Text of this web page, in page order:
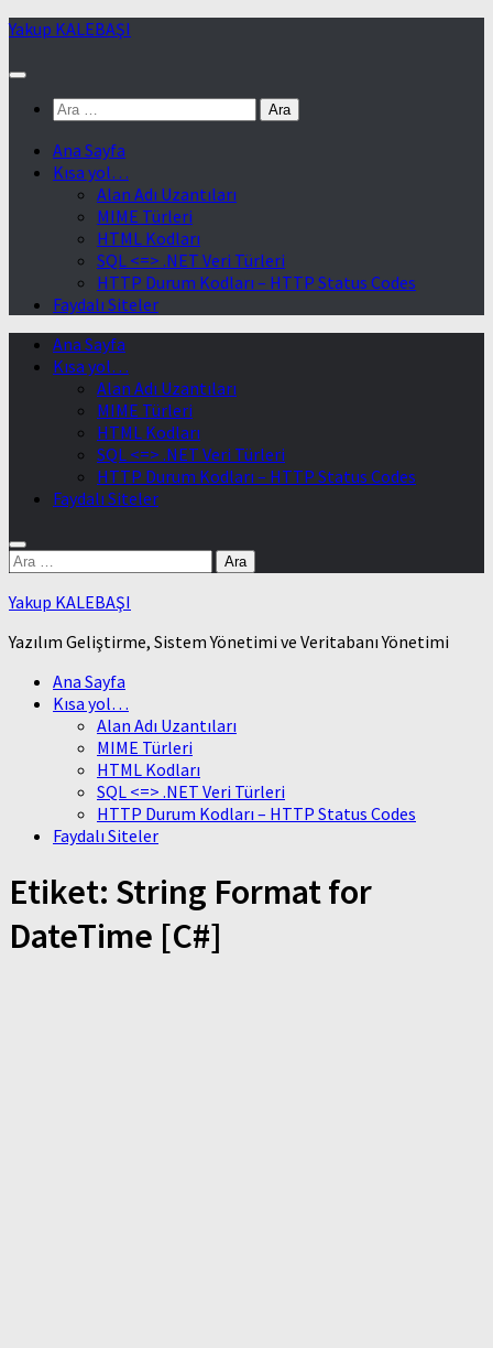
Skip
content
Yakup KALEBAŞI
Arama:
Ana Sayfa
Kısa yol…
Alan Adı Uzantıları
MIME Türleri
HTML Kodları
SQL <=> .NET Veri Türleri
HTTP Durum Kodları – HTTP Status Codes
Faydalı Siteler
Ana Sayfa
Kısa yol…
Alan Adı Uzantıları
MIME Türleri
HTML Kodları
SQL <=> .NET Veri Türleri
HTTP Durum Kodları – HTTP Status Codes
Faydalı Siteler
Arama:
Yakup KALEBAŞI
Yazılım Geliştirme, Sistem Yönetimi ve Veritabanı Yönetimi
Ana Sayfa
Kısa yol…
Alan Adı Uzantıları
MIME Türleri
HTML Kodları
SQL <=> .NET Veri Türleri
HTTP Durum Kodları – HTTP Status Codes
Faydalı Siteler
Etiket: String Format for
DateTime [C#]